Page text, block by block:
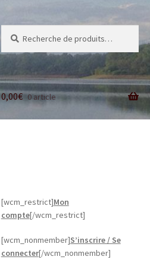
pour :
0,00€ 0 article
[wcm_restrict]Mon
compte[/wcm_restrict]
[wcm_nonmember]S’inscrire / Se
connecter[/wcm_nonmember]